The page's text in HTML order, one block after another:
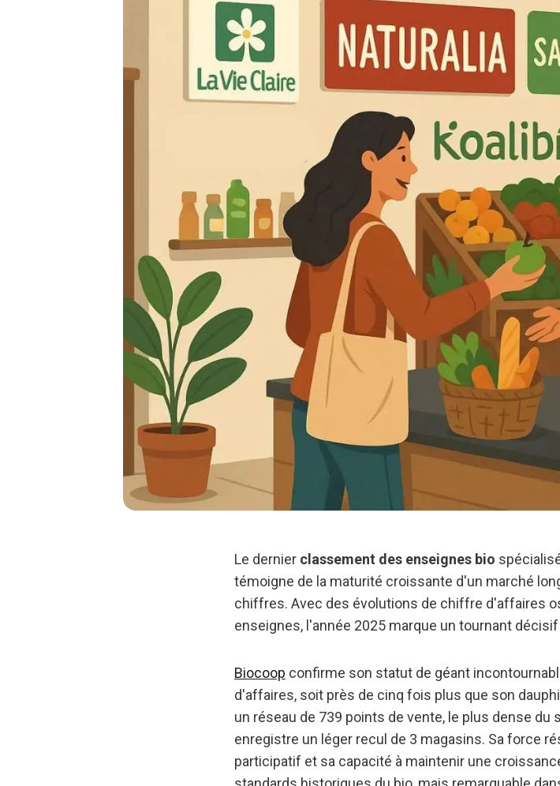
Le dernier classement des enseignes bio
témoigne de la maturité croissante d'un marché
chiffres. Avec des évolutions de chiffre d'affaires
enseignes, l'année 2025 marque un tournant
Biocoop confirme son statut de géant
d'affaires, soit près de cinq fois plus que son
un réseau de 739 points de vente, le plus dense
enregistre un léger recul de 3 magasins. Sa force
participatif et sa capacité à maintenir une